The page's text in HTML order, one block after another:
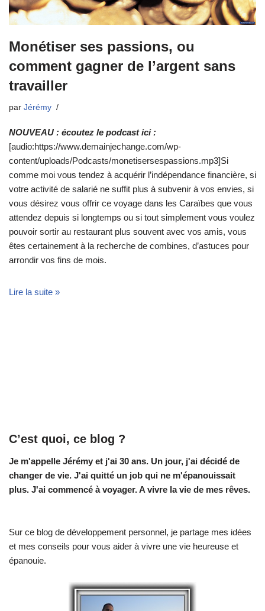
Monétiser ses passions, ou
comment gagner de l’argent sans
travailler
par Jérémy
NOUVEAU : écoutez le podcast ici :
[audio:https://www.demainjechange.com/wp-
content/uploads/Podcasts/monetisersespassions.mp3]Si
comme moi vous tendez à acquérir l’indépendance financière, si
votre activité de salarié ne suffit plus à subvenir à vos envies, si
vous désirez vous offrir ce voyage dans les Caraïbes que vous
attendez depuis si longtemps ou si tout simplement vous voulez
pouvoir sortir au restaurant plus souvent avec vos amis, vous
êtes certainement à la recherche de combines, d’astuces pour
arrondir vos fins de mois.
Lire la suite »
C’est quoi, ce blog ?
Je m'appelle Jérémy et j'ai 30 ans. Un jour, j'ai décidé de
changer de vie. J'ai quitté un job qui ne m'épanouissait
plus. J'ai commencé à voyager. A vivre la vie de mes rêves.
Sur ce blog de développement personnel, je partage mes idées
et mes conseils pour vous aider à vivre une vie heureuse et
épanouie.